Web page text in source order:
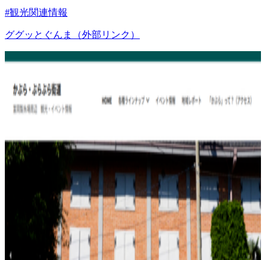
#観光関連情報
ググッとぐんま（外部リンク）